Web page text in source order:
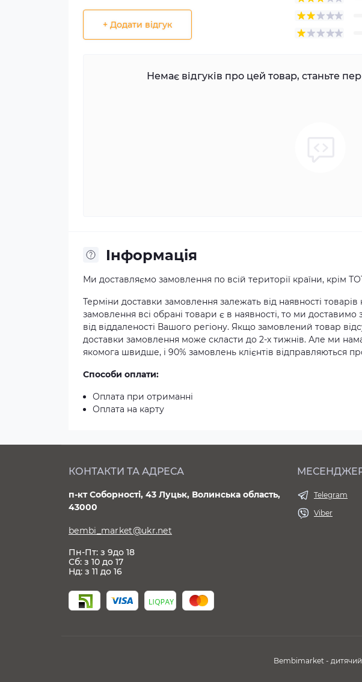
+ Додати відгук
Немає відгуків про цей товар, станьте
Iнформація
Ми доставляємо замовлення по всій території країни, крім
Терміни доставки замовлення залежать від наявності
замовлення всі обрані товари є в наявності, то ми
від віддаленості Вашого регіону. Якщо замовлений товар
доставки замовлення може скласти до 2-х тижнів. Але ми
якомога швидше, і 90% замовлень клієнтів відправляються
Способи оплати:
Оплата при отриманні
Оплата на карту
КОНТАКТИ ТА АДРЕСА
п-кт Соборності, 43 Луцьк, Волинська область,
43000
bembi_market@ukr.net
Пн-Пт: з 9до 18
Сб: з 10 до 17
Нд: з 11 до 16
Telegram
Viber
Bembimarket - дитячий